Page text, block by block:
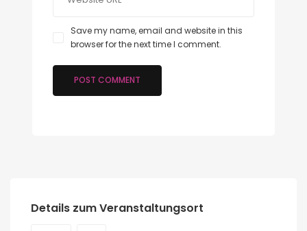
Save my name, email and website in this
browser for the next time I comment.
Details zum Veranstaltungsort